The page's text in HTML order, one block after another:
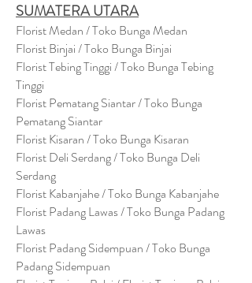
SUMATERA UTARA
Florist Medan / Toko Bunga Medan
Florist Binjai / Toko Bunga Binjai
Florist Tebing Tinggi / Toko Bunga Tebing
Tinggi
Florist Pematang Siantar / Toko Bunga
Pematang Siantar
Florist Kisaran / Toko Bunga Kisaran
Florist Deli Serdang / Toko Bunga Deli
Serdang
Florist Kabanjahe / Toko Bunga Kabanjahe
Florist Padang Lawas / Toko Bunga Padang
Lawas
Florist Padang Sidempuan / Toko Bunga
Padang Sidempuan